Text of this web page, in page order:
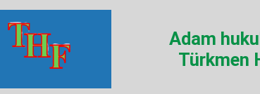
Adam
Türkmen